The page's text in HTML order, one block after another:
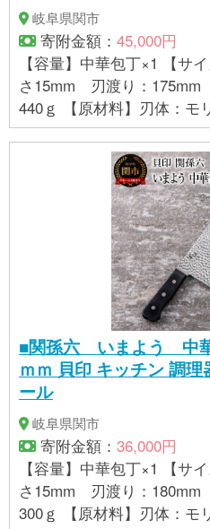
岐阜県関市
寄附金額： 45,000円
【容量】中華包丁×1 【サ
さ15mm 刃渡り：175mm
440ｇ 【原材料】刃体：モ
レス刃物鋼・ハンドル：
レススチール 【製造地表記
■関孫六 いまよう 中
ｍｍ 貝印 キッチン 調
ール
岐阜県関市
寄附金額： 36,000円
【容量】中華包丁×1 【サ
さ15mm 刃渡り：180mm
300ｇ 【原材料】刃体：モ